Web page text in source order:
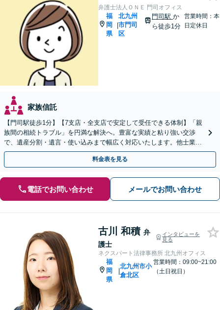
弁護士法人ＯＮＥ 門司オフィス
福
岡
県
|
北九州
市門司
区
門司駅 か
ら徒歩1分
営業時間：本
日定休日
家族信託
【門司駅徒歩1分】【7支店・全支店で安定して受任できる体制】「親
族間の相続トラブル」を円満な解決へ。豊富な実績と粘り強い交渉
で、遺産分割・遺言・使い込みまで幅広く対応いたします。他士業連
携のワンストップ体制
料金表を見る
電話でお問い合わせ メールでお問い合わせ
古川 和積 弁
護士
インタビューを
見る
ネクスパート法律事務所 北九州オフィス
福
岡
県
|
北九州市小
倉北区
営業時間：09:00~21:00
（土日祝日）